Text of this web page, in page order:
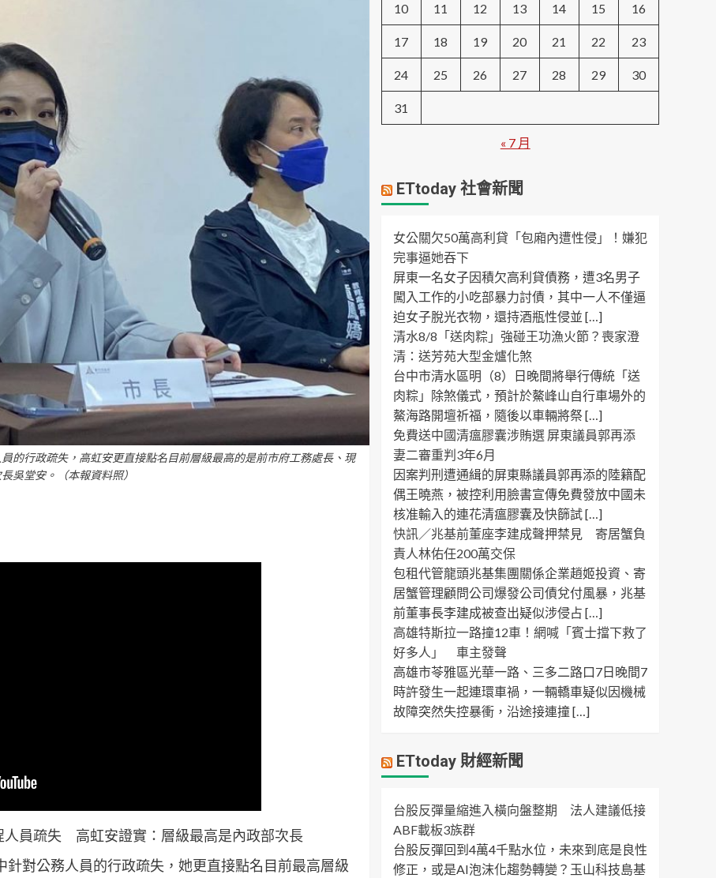
的行政疏失，高虹安更直接點名目前層級最高的是前市府工務處長、現
吳堂安。（本報資料照）
人員疏失 高虹安證實：層級最高是內政部次長
針對公務人員的行政疏失，她更直接點名目前最高層級
10 11 12 13 14 15 16
17 18 19 20 21 22 23
24 25 26 27 28 29 30
31
« 7 月
ETtoday 社會新聞
女公關欠50萬高利貸「包廂內遭性侵」！嫌犯
完事逼她吞下
屏東一名女子因積欠高利貸債務，遭3名男子
闖入工作的小吃部暴力討債，其中一人不僅逼
迫女子脫光衣物，還持酒瓶性侵並 […]
清水8/8「送肉粽」強碰王功漁火節？喪家澄
清：送芳苑大型金爐化煞
台中市清水區明（8）日晚間將舉行傳統「送
肉粽」除煞儀式，預計於鰲峰山自行車場外的
鰲海路開壇祈福，隨後以車輛將祭 […]
免費送中國清瘟膠囊涉賄選 屏東議員郭再添
妻二審重判3年6月
因案判刑遭通緝的屏東縣議員郭再添的陸籍配
偶王曉燕，被控利用臉書宣傳免費發放中國未
核准輸入的連花清瘟膠囊及快篩試 […]
快訊／兆基前董座李建成聲押禁見 寄居蟹負
責人林佑任200萬交保
包租代管龍頭兆基集團關係企業趙姬投資、寄
居蟹管理顧問公司爆發公司債兌付風暴，兆基
前董事長李建成被查出疑似涉侵占 […]
高雄特斯拉一路撞12車！網喊「賓士擋下救了
好多人」 車主發聲
高雄市苓雅區光華一路、三多二路口7日晚間7
時許發生一起連環車禍，一輛轎車疑似因機械
故障突然失控暴衝，沿途接連撞 […]
ETtoday 財經新聞
台股反彈量縮進入橫向盤整期 法人建議低接
ABF載板3族群
台股反彈回到4萬4千點水位，未來到底是良性
修正，或是AI泡沫化趨勢轉變？玉山科技島基